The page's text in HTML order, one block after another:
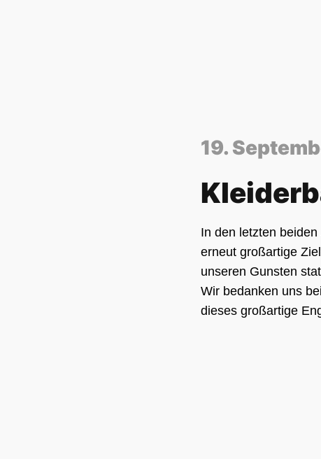
19.
In den letzten
erneut großartige
unseren Gunsten
Wir bedanken uns
dieses großartige